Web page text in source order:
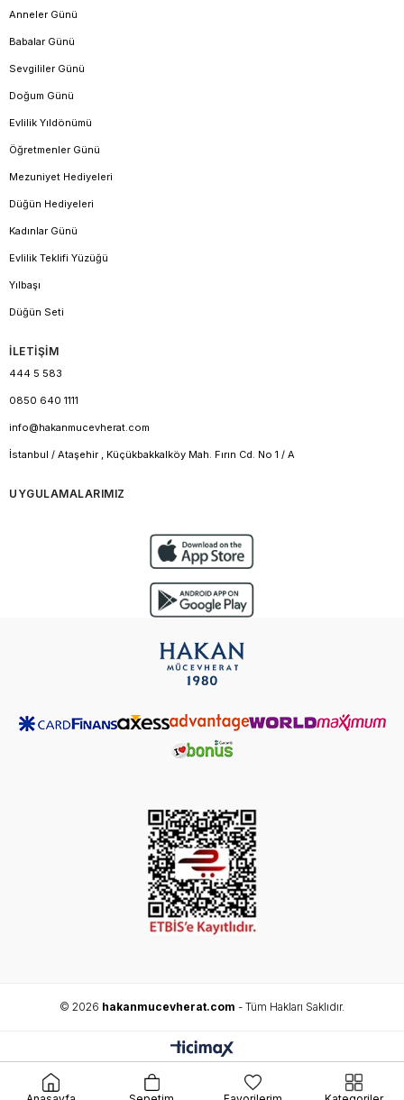
Anneler Günü
Babalar Günü
Sevgililer Günü
Doğum Günü
Evlilik Yıldönümü
Öğretmenler Günü
Mezuniyet Hediyeleri
Düğün Hediyeleri
Kadınlar Günü
Evlilik Teklifi Yüzüğü
Yılbaşı
Düğün Seti
İLETİŞİM
444 5 583
0850 640 1111
info@hakanmucevherat.com
İstanbul / Ataşehir , Küçükbakkalköy Mah. Fırın Cd. No 1 / A
UYGULAMALARIMIZ
© 2026 hakanmucevherat.com - Tüm Hakları Saklıdır.